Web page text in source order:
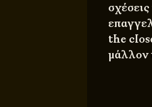
the
μάλλον